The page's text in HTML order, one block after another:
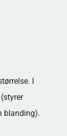
I
blanding).